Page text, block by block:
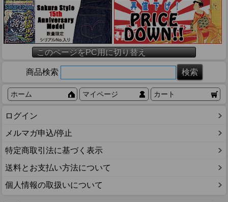
このページをPC用に切り替え
商品検索
ホーム マイページ カート
ログイン
メルマガ申込/停止
特定商取引法に基づく表示
送料とお支払い方法について
個人情報の取扱いについて